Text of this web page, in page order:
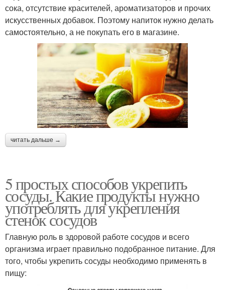
сока, отсутствие красителей, ароматизаторов и прочих
искусственных добавок. Поэтому напиток нужно делать
самостоятельно, а не покупать его в магазине.
читать дальше →
5 простых способов укрепить
сосуды. Какие продукты нужно
употреблять для укрепления
стенок сосудов
Главную роль в здоровой работе сосудов и всего
организма играет правильно подобранное питание. Для
того, чтобы укрепить сосуды необходимо применять в
пищу: